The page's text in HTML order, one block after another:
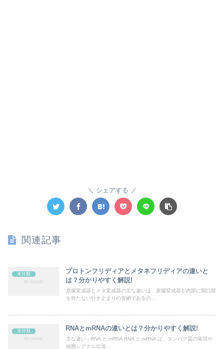
シェアする
関連記事
未分類
プロトンフリディアとメタネフリディアの違いと
は？分かりやすく解説!
原腸変成器とメタ変成器の主な違いは、原腸変成器が内部に開口部
を持たない行き止まりの管網であるの...
未分類 RNAとmRNAの違いとは？分かりやすく解説!
主な違い - RNA と mRNA RNA と mRNA は、タンパク質の発現や
細胞シグナル伝達...